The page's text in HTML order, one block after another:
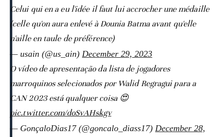
Celui qui en a eu l'idée il faut lui accrocher une médaille
(celle qu'on aura enlevé à Dounia Batma avant qu'elle
n'aille en taule de préférence)
— usain (@us_ain) December 29, 2023
O vídeo de apresentação da lista de jogadores
marroquinos selecionados por Walid Regragui para a
CAN 2023 está qualquer coisa 😍
pic.twitter.com/doSvAHskgv
— GonçaloDias17 (@goncalo_diass17) December 28,